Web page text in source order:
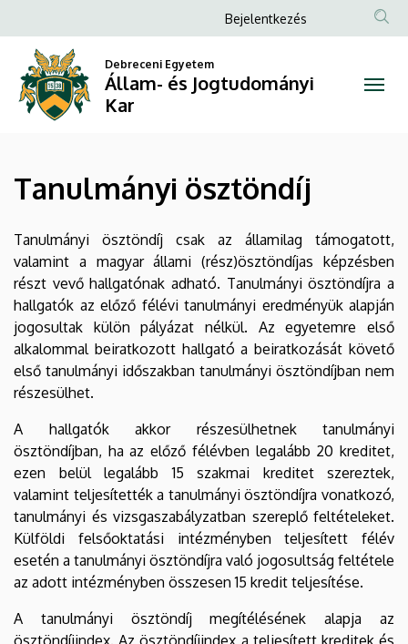
ösztöndíj
Állam-
Jogtudományi
Kar
a
tartalomra
Anonim
fiók
menüje
Bejelentkezés
Debreceni Egyetem
Állam- és Jogtudományi
Kar
Tanulmányi ösztöndíj
Tanulmányi ösztöndíj csak az államilag támogatott,
valamint a magyar állami (rész)ösztöndíjas képzésben
részt vevő hallgatónak adható. Tanulmányi ösztöndíjra a
hallgatók az előző félévi tanulmányi eredményük alapján
jogosultak külön pályázat nélkül. Az egyetemre első
alkalommal beiratkozott hallgató a beiratkozását követő
első tanulmányi időszakban tanulmányi ösztöndíjban nem
részesülhet.
A hallgatók akkor részesülhetnek tanulmányi
ösztöndíjban, ha az előző félévben legalább 20 kreditet,
ezen belül legalább 15 szakmai kreditet szereztek,
valamint teljesítették a tanulmányi ösztöndíjra vonatkozó,
tanulmányi és vizsgaszabályzatban szereplő feltételeket.
Külföldi felsőoktatási intézményben teljesített félév
esetén a tanulmányi ösztöndíjra való jogosultság feltétele
az adott intézményben összesen 15 kredit teljesítése.
A tanulmányi ösztöndíj megítélésének alapja az
ösztöndíjindex. Az ösztöndíjindex a teljesített kreditek és